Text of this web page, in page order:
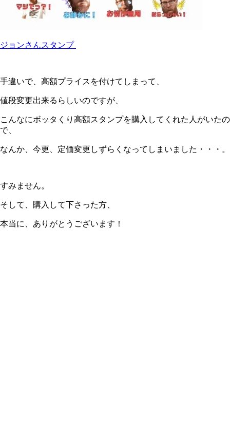
ジョンさんスタンプ
手違いで、高額プライスを付けてしまって、
値段変更出来るらしいのですが、
こんなにボッタくり高額スタンプを購入してくれた人がいたの
で、
なんか、今更、定価変更しずらくなってしまいました・・・。
すみません。
そして、購入して下さった方、
本当に、ありがとうございます！